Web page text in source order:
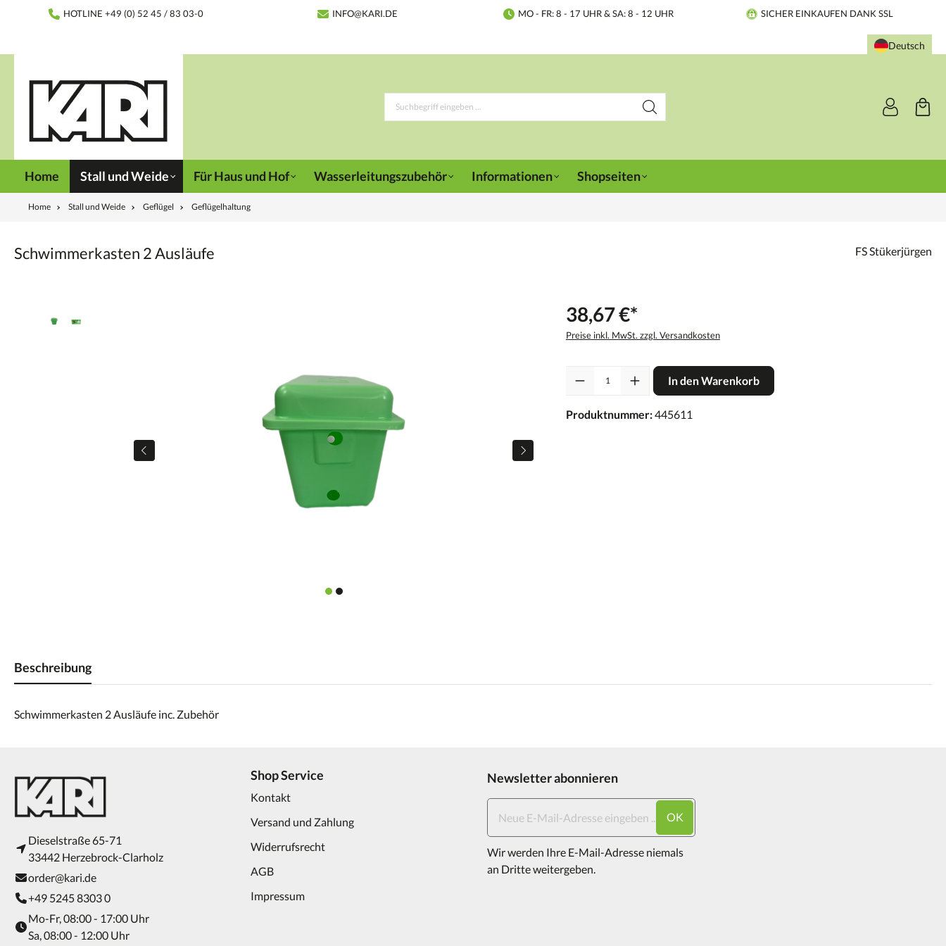
springenHOTLINE +49 (0) 52 45 / 83 03-0 INFO@KARI.DE MO - FR: 8 - 17 UHR & SA: 8 - 12 UHR SICHER EINKAUFEN DANK SSL
Deutsch
Home Stall und Weide Für Haus und Hof Wasserleitungszubehör Informationen Shopseiten
Home Stall und Weide Geflügel Geflügelhaltung
Schwimmerkasten 2 Ausläufe FS Stükerjürgen
38,67 €*
Preise inkl. MwSt. zzgl. Versandkosten
In den Warenkorb
Produktnummer:445611
Beschreibung
Schwimmerkasten 2 Ausläufe inc. Zubehör
Dieselstraße 65-71
33442 Herzebrock-Clarholz
order@kari.de
+49 5245 8303 0
Mo-Fr, 08:00 - 17:00 Uhr
Sa, 08:00 - 12:00 Uhr
Shop Service
Kontakt
Versand und Zahlung
Widerrufsrecht
AGB
Impressum
Newsletter abonnieren
OK
Wir werden Ihre E-Mail-Adresse niemals
an Dritte weitergeben.